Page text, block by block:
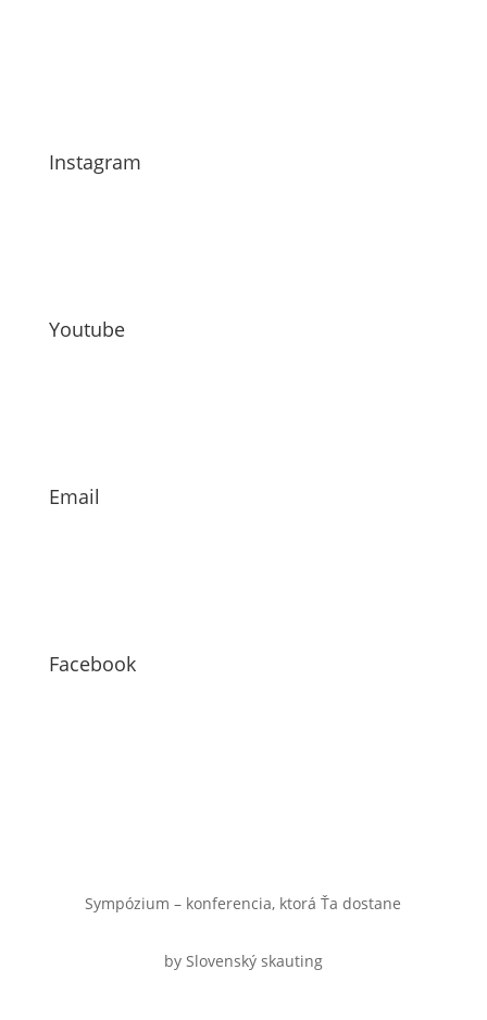
Instagram
Youtube
Email
Facebook
Sympózium – konferencia, ktorá Ťa dostane
by Slovenský skauting